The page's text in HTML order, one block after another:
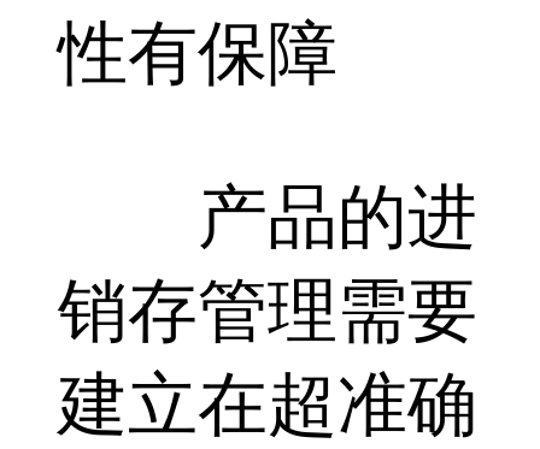
性有保障
产品的进
销存管理需要
建立在超准确